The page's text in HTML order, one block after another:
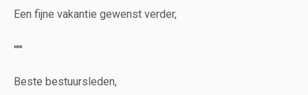
Een fijne vakantie gewenst verder,
"""
Beste bestuursleden,